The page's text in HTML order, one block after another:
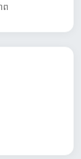
ព